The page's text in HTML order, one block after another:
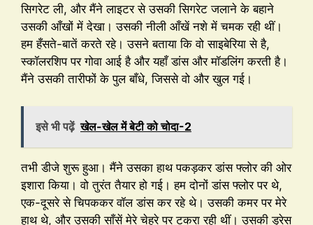
सिगरेट ली, और मैंने लाइटर से उसकी सिगरेट जलाने के बहाने
उसकी आँखों में देखा। उसकी नीली आँखें नशे में चमक रही थीं।
हम हँसते-बातें करते रहे। उसने बताया कि वो साइबेरिया से है,
स्कॉलरशिप पर गोवा आई है और यहाँ डांस और मॉडलिंग करती है।
मैंने उसकी तारीफों के पुल बाँधे, जिससे वो और खुल गई।
इसे भी पढ़ें खेल-खेल में बेटी को चोदा-2
तभी डीजे शुरू हुआ। मैंने उसका हाथ पकड़कर डांस फ्लोर की ओर
इशारा किया। वो तुरंत तैयार हो गई। हम दोनों डांस फ्लोर पर थे,
एक-दूसरे से चिपककर वॉल डांस कर रहे थे। उसकी कमर पर मेरे
हाथ थे, और उसकी साँसें मेरे चेहरे पर टकरा रही थीं। उसकी ड्रेस